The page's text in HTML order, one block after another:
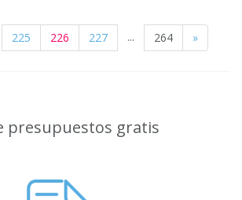
225 226 227 ... 264 »
presupuestos gratis